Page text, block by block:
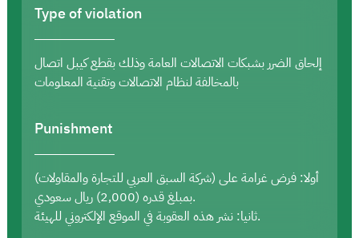
Type of violation
إلحاق الضرر بشبكات الاتصالات العامة وذلك بقطع كيبل اتصال
بالمخالفة لنظام الاتصالات وتقنية المعلومات
Punishment
أولا: فرض غرامة على (شركة السبق العربي للتجارة والمقاولات)
بمبلغ قدره (2,000) ريال سعودي.
ثانيا: نشر هذه العقوبة في الموقع الإلكتروني للهيئة.